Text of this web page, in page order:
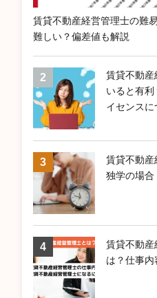
賃貸不動産経営管理士の難
難しい？偏差値も解説
賃貸不動産
いると有
イセンスに
賃貸不動産
独学の場合
賃貸不動産
は？仕事